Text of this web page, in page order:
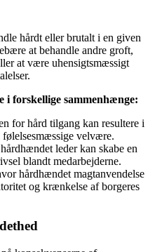
hårdt eller brutalt i en given
at behandle andre groft,
at være uhensigtsmæssigt
forskellige sammenhænge:
for hård tilgang kan resultere i
følelsesmæssige velvære.
leder kan skabe en
blandt medarbejderne.
hårdhændet magtanvendelse
og krænkelse af borgeres